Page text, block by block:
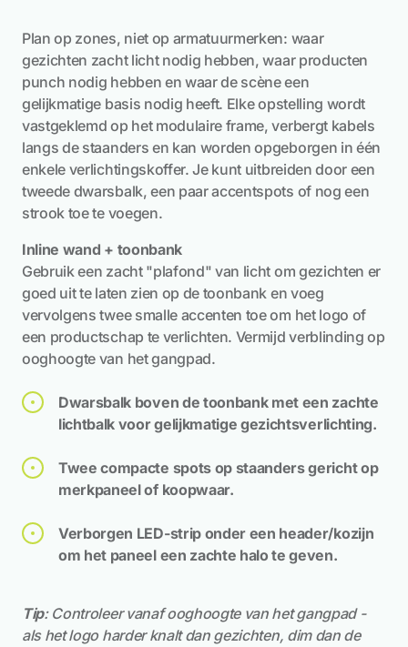
Plan op zones, niet op armatuurmerken: waar
gezichten zacht licht nodig hebben, waar producten
punch nodig hebben en waar de scène een
gelijkmatige basis nodig heeft. Elke opstelling wordt
vastgeklemd op het modulaire frame, verbergt kabels
langs de staanders en kan worden opgeborgen in één
enkele verlichtingskoffer. Je kunt uitbreiden door een
tweede dwarsbalk, een paar accentspots of nog een
strook toe te voegen.
Inline wand + toonbank
Gebruik een zacht "plafond" van licht om gezichten er
goed uit te laten zien op de toonbank en voeg
vervolgens twee smalle accenten toe om het logo of
een productschap te verlichten. Vermijd verblinding op
ooghoogte van het gangpad.
Dwarsbalk boven de toonbank met een zachte
lichtbalk voor gelijkmatige gezichtsverlichting.
Twee compacte spots op staanders gericht op
merkpaneel of koopwaar.
Verborgen LED-strip onder een header/kozijn
om het paneel een zachte halo te geven.
Tip: Controleer vanaf ooghoogte van het gangpad -
als het logo harder knalt dan gezichten, dim dan de